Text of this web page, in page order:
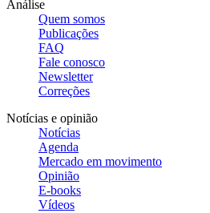
Análise
Quem somos
Publicações
FAQ
Fale conosco
Newsletter
Correções
Notícias e opinião
Notícias
Agenda
Mercado em movimento
Opinião
E-books
Vídeos